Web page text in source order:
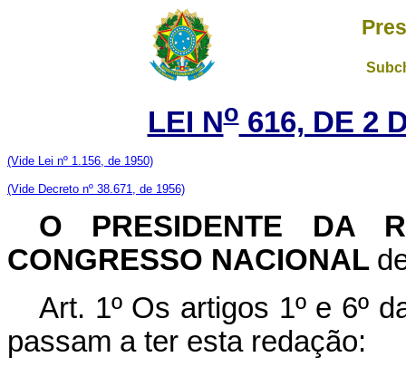
LEI No616, DE 2
(Vide Lei nº 1.156, de 1950)
(Vide Decreto nº 38.671, de 1956)
O PRESIDENTE DA
CONGRESSO NACIONAL
Art. 1º Os artigos 1º e 6º
passam a ter esta redação: